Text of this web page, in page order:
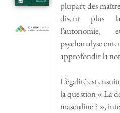
plupart des
disent plus
psychanalyse
approfondir la
L’égalité est
la question « La
masculine ? »,